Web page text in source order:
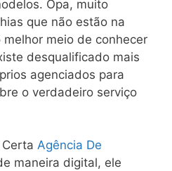
Opa, muito
que não estão na
meio de conhecer
desqualificado mais
agenciados para
o verdadeiro serviço
Agência De
maneira digital, ele